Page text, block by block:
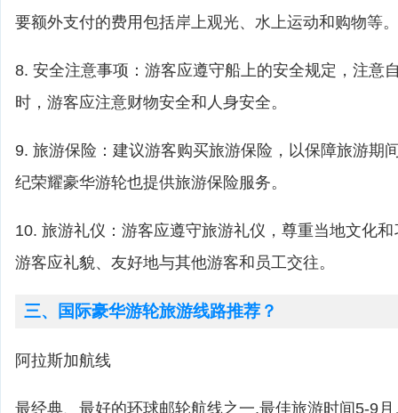
要额外支付的费用包括岸上观光、水上运动和购物等。
8. 安全注意事项：游客应遵守船上的安全规定，注意
时，游客应注意财物安全和人身安全。
9. 旅游保险：建议游客购买旅游保险，以保障旅游期
纪荣耀豪华游轮也提供旅游保险服务。
10. 旅游礼仪：游客应遵守旅游礼仪，尊重当地文化
游客应礼貌、友好地与其他游客和员工交往。
三、国际豪华游轮旅游线路推荐？
阿拉斯加航线
最经典、最好的环球邮轮航线之一,最佳旅游时间5-9